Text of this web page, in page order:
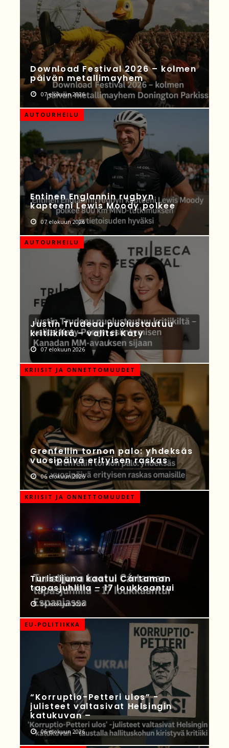
Download Festival 2026 – kolmen
päivän metallimayhem
07 elokuun 2026
AUTOURHEILU
Entinen Englannin rugbyn
kapteeni Lewis Moody polkee
07 elokuun 2026
AUTOURHEILU
Justin Trudeau puolustautuu
kritiikiltä – valitsi Katy
07 elokuun 2026
KRIISIT JA ONNETTOMUUDET
Grenfellin tornon palo: yhdeksäs
vuosipäivä erityisen raskas
06 elokuun 2026
KRIISIT JA ONNETTOMUUDET
Turistijuna kaatui Cártaman
tapasjuhlilla – 17 loukkaantui
06 elokuun 2026
EU-POLITIIKKA
“Korruptio-Petteri ulos” -
julisteet valtasivat Helsingin
katukuvan –
06 elokuun 2026